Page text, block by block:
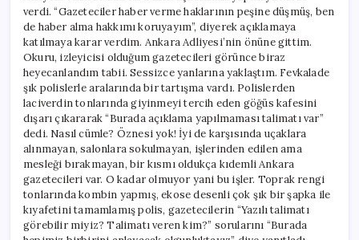
verdi. “Gazeteciler haber verme haklarının peşine düşmüş, ben
de haber alma hakkımı koruyayım”, diyerek açıklamaya
katılmaya karar verdim. Ankara Adliyesi’nin önüne gittim.
Okuru, izleyicisi olduğum gazetecileri görünce biraz
heyecanlandım tabii. Sessizce yanlarına yaklaştım. Fevkalade
şık polislerle aralarında bir tartışma vardı. Polislerden
laciverdin tonlarında giyinmeyi tercih eden göğüs kafesini
dışarı çıkararak “Burada açıklama yapılmaması talimatı var”
dedi. Nasıl cümle? Öznesi yok! İyi de karşısında uçaklara
alınmayan, salonlara sokulmayan, işlerinden edilen ama
mesleği bırakmayan, bir kısmı oldukça kıdemli Ankara
gazetecileri var. O kadar olmuyor yani bu işler. Toprak rengi
tonlarında kombin yapmış, ekose desenli çok şık bir şapka ile
kıyafetini tamamlamış polis, gazetecilerin “Yazılı talimatı
görebilir miyiz? Talimatı veren kim?” sorularını “Burada